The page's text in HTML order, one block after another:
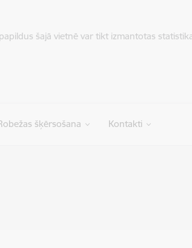
šajā vietnē var tikt izmantotas
šķērsošana Kontakti